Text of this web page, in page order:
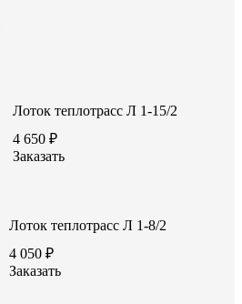
Лоток теплотрасс Л 1-15/2
4 650 ₽
Заказать
Лоток теплотрасс Л 1-8/2
4 050 ₽
Заказать